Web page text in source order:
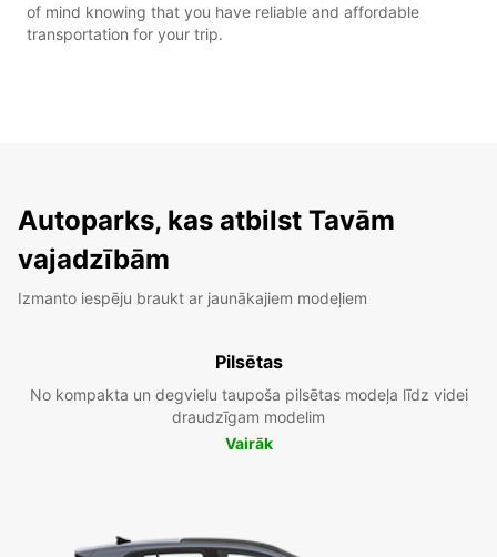
of mind knowing that you have reliable and affordable
transportation for your trip.
Autoparks, kas atbilst Tavām
vajadzībām
Izmanto iespēju braukt ar jaunākajiem modeļiem
Pilsētas
No kompakta un degvielu taupoša pilsētas modeļa līdz videi
draudzīgam modelim
Vairāk